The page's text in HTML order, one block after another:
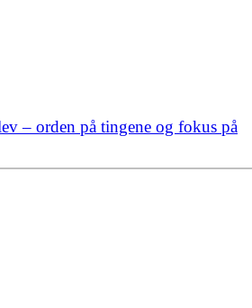
– orden på tingene og fokus på